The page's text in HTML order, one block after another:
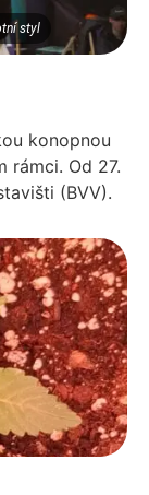
styl
konopnou
rámci. Od 27.
(BVV).